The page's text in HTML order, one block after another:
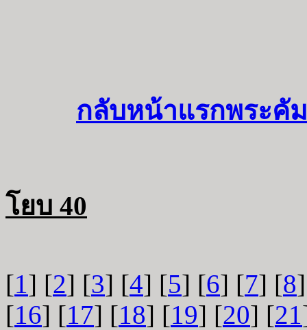
กลับหน้าแรกพระคั
โยบ 40
[1] [2] [3] [4] [5] [6] [7] [8
[16] [17] [18] [19] [20] [21